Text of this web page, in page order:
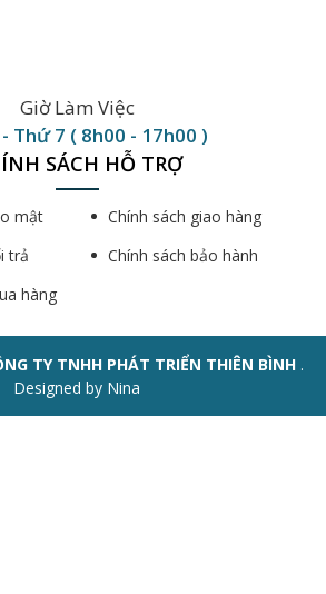
Giờ Làm Việc
Thứ 7 ( 8h00 - 17h00 )
SÁCH HỖ TRỢ
mật
Chính sách giao hàng
trả
Chính sách bảo hành
hàng
TY TNHH PHÁT TRIỂN THIÊN BÌNH .
Designed by Nina